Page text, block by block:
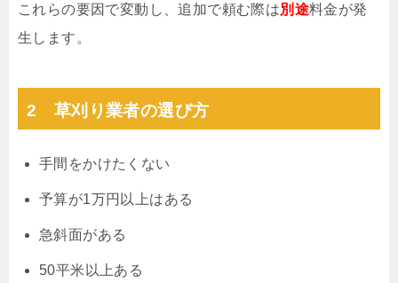
これらの要因で変動し、追加で頼む際は別途料金が発
生します。
2 草刈り業者の選び方
手間をかけたくない
予算が1万円以上はある
急斜面がある
50平米以上ある